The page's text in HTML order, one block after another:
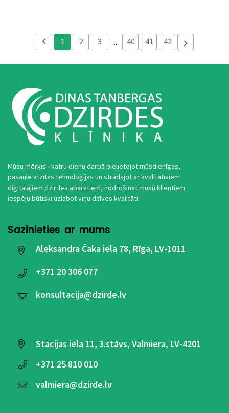
1 2 3 ... 40 41 42
Mūsu mērķis - katru dienu darbā pielietojot mūsdienīgas,
pasaulē atzītas tehnoloģijas un strādājot ar kvalitatīviem
digitālajiem dzirdes aparātiem, nodrošināt mūsu klientiem
iespēju būtiski uzlabot viņu dzīves kvalitāti.
Sazinieties ar mums
Aleksandra Čaka iela 78, Rīga, LV-1011
+371 20 306 077
konsultacija@dzirde.lv
Stacijas iela 11, 3.stāvs, Valmiera, LV-4201
+371 25 810 010
valmiera@dzirde.lv